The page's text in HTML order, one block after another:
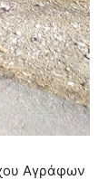
Αγράφων